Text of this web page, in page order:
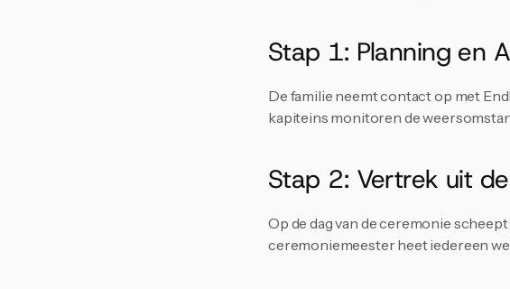
Stap 1: Planning en
De familie neemt contact op met
kapiteins monitoren de
Stap 2: Vertrek uit
Op de dag van de ceremonie
ceremoniemeester heet iedereen